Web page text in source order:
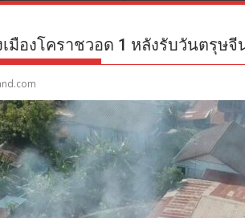
มืองโคราชวอด 1 หลังรับวันตรุษจี